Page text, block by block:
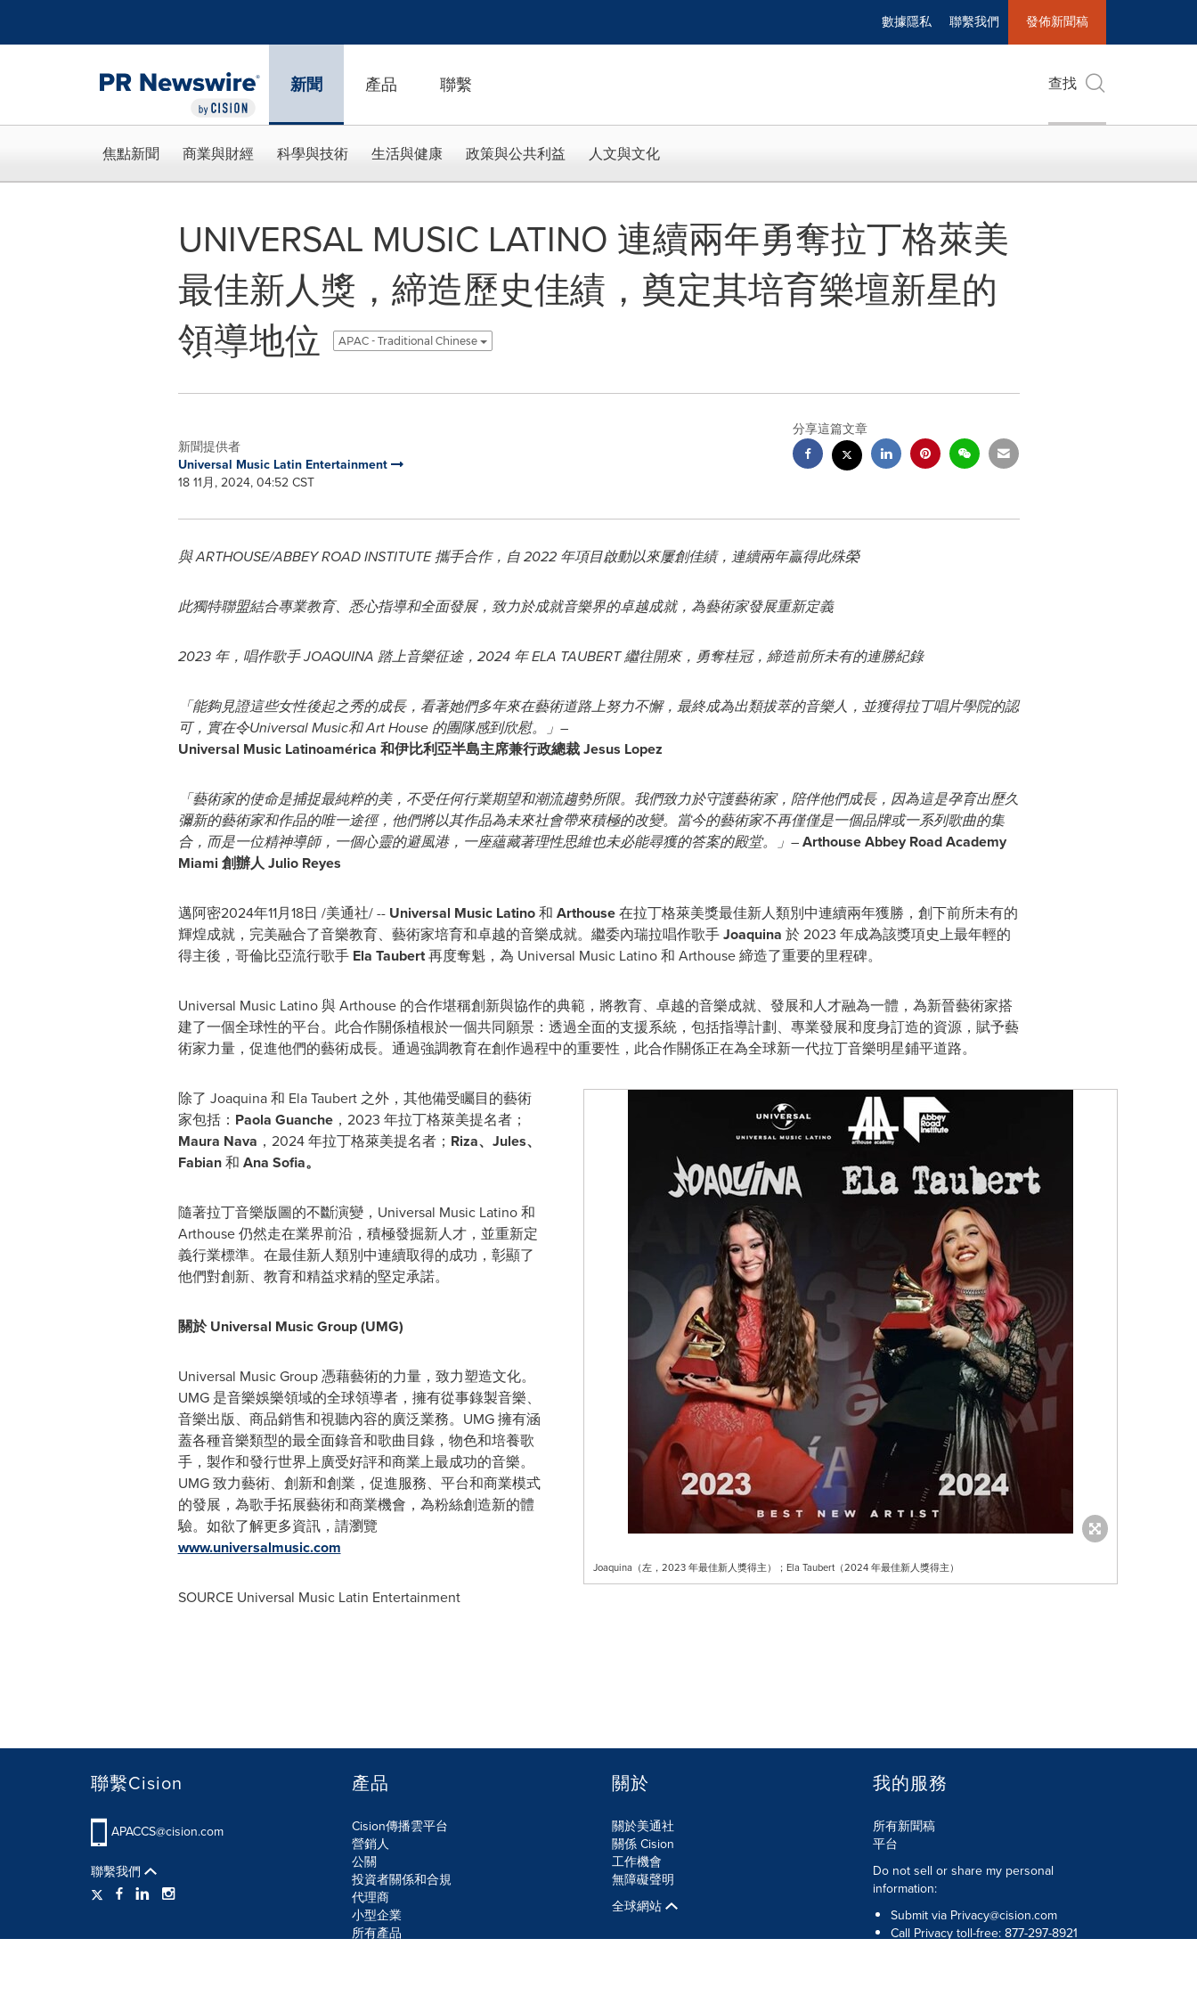
數據隱私 聯繫我們 發佈新聞稿
新聞 產品 聯繫 查找
焦點新聞 商業與財經 科學與技術 生活與健康 政策與公共利益 人文與文化
UNIVERSAL MUSIC LATINO 連續兩年勇奪拉丁格萊美
最佳新人獎，締造歷史佳績，奠定其培育樂壇新星的
領導地位
APAC - Traditional Chinese
新聞提供者
Universal Music Latin Entertainment
18 11月, 2024, 04:52 CST
分享這篇文章
與 ARTHOUSE/ABBEY ROAD INSTITUTE 攜手合作，自 2022 年項目啟動以來屢創佳績，連續兩年贏得此殊榮
此獨特聯盟結合專業教育、悉心指導和全面發展，致力於成就音樂界的卓越成就，為藝術家發展重新定義
2023 年，唱作歌手 JOAQUINA 踏上音樂征途，2024 年ELA TAUBERT繼往開來，勇奪桂冠，締造前所未有的連勝紀錄
「能夠見證這些女性後起之秀的成長，看著她們多年來在藝術道路上努力不懈，最終成為出類拔萃的音樂人，並獲得拉丁唱片學院的認
可，實在令Universal Music和Art House的團隊感到欣慰。」–
Universal Music Latinoamérica 和伊比利亞半島主席兼行政總裁Jesus Lopez
「藝術家的使命是捕捉最純粹的美，不受任何行業期望和潮流趨勢所限。我們致力於守護藝術家，陪伴他們成長，因為這是孕育出歷久
彌新的藝術家和作品的唯一途徑，他們將以其作品為未來社會帶來積極的改變。當今的藝術家不再僅僅是一個品牌或一系列歌曲的集
合，而是一位精神導師，一個心靈的避風港，一座蘊藏著理性思維也未必能尋獲的答案的殿堂。」 –Arthouse Abbey Road Academy
Miami 創辦人Julio Reyes
邁阿密2024年11月18日 /美通社/ -- Universal Music Latino和 Arthouse在拉丁格萊美獎最佳新人類別中連續兩年獲勝，創下前所未有的
輝煌成就，完美融合了音樂教育、藝術家培育和卓越的音樂成就。繼委內瑞拉唱作歌手Joaquina 於 2023 年成為該獎項史上最年輕的
得主後，哥倫比亞流行歌手 Ela Taubert再度奪魁，為 Universal Music Latino 和 Arthouse 締造了重要的里程碑。
Universal Music Latino 與 Arthouse 的合作堪稱創新與協作的典範，將教育、卓越的音樂成就、發展和人才融為一體，為新晉藝術家搭
建了一個全球性的平台。此合作關係植根於一個共同願景：透過全面的支援系統，包括指導計劃、專業發展和度身訂造的資源，賦予藝
術家力量，促進他們的藝術成長。通過強調教育在創作過程中的重要性，此合作關係正在為全球新一代拉丁音樂明星鋪平道路。
Joaquina（左，2023 年最佳新人獎得主）；Ela Taubert（2024 年最佳新人獎得主）
除了 Joaquina 和 Ela Taubert之外，其他備受矚目的藝術
家包括： Paola Guanche，2023 年拉丁格萊美提名者；
Maura Nava ，2024 年拉丁格萊美提名者； Riza、Jules、
Fabian和 Ana Sofia。
隨著拉丁音樂版圖的不斷演變，Universal Music Latino 和
Arthouse 仍然走在業界前沿，積極發掘新人才，並重新定
義行業標準。在最佳新人類別中連續取得的成功，彰顯了
他們對創新、教育和精益求精的堅定承諾。
關於 Universal Music Group (UMG)
Universal Music Group 憑藉藝術的力量，致力塑造文化。
UMG 是音樂娛樂領域的全球領導者，擁有從事錄製音樂、
音樂出版、商品銷售和視聽內容的廣泛業務。UMG 擁有涵
蓋各種音樂類型的最全面錄音和歌曲目錄，物色和培養歌
手，製作和發行世界上廣受好評和商業上最成功的音樂。
UMG 致力藝術、創新和創業，促進服務、平台和商業模式
的發展，為歌手拓展藝術和商業機會，為粉絲創造新的體
驗。如欲了解更多資訊，請瀏覽
www.universalmusic.com
SOURCE Universal Music Latin Entertainment
聯繫Cision
APACCS@cision.com
聯繫我們
產品
Cision傳播雲平台
營銷人
公關
投資者關係和合規
代理商
小型企業
所有產品
關於
關於美通社
關係 Cision
工作機會
無障礙聲明
全球網站
我的服務
所有新聞稿
平台
Do not sell or share my personal
information:
Submit via Privacy@cision.com
Call Privacy toll-free: 877-297-8921